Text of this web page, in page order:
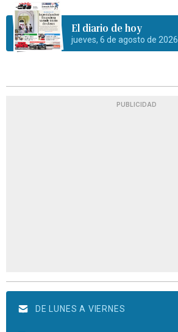
El diario de hoy
jueves, 6 de agosto de 2026
PUBLICIDAD
DE LUNES A VIERNES